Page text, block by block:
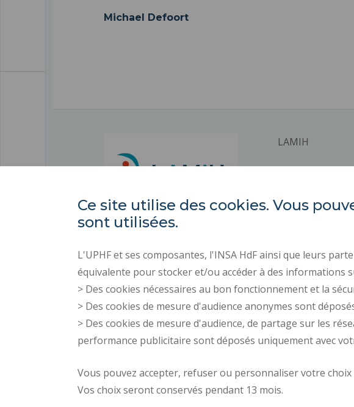
Michael Defoort
LAMIH
Campus Mont
Ce site utilise des cookies. Vous
sont utilisées.
L'UPHF et ses composantes, l'INSA HdF ainsi que leurs
équivalente pour stocker et/ou accéder à des informations
> Des cookies nécessaires au bon fonctionnement et la
> Des cookies de mesure d'audience anonymes sont
> Des cookies de mesure d'audience, de partage sur les
performance publicitaire sont déposés uniquement avec
Vous pouvez accepter, refuser ou personnaliser votre
Vos choix seront conservés pendant 13 mois.